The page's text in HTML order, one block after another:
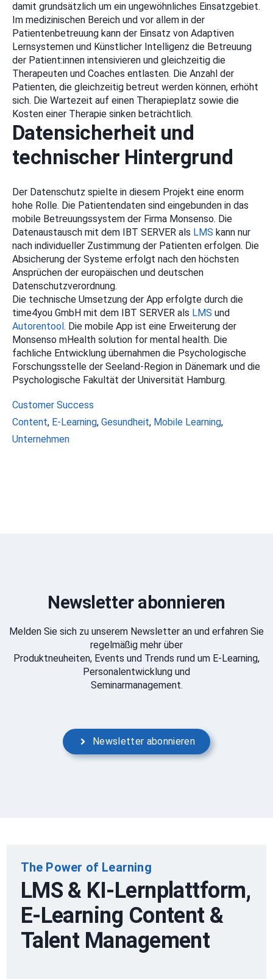
damit grundsätzlich um ein ungewöhnliches Einsatzgebiet.
Im medizinischen Bereich und vor allem in der
Patientenbetreuung kann der Einsatz von Adaptiven
Lernsystemen und Künstlicher Intelligenz die Betreuung
der Patient:innen intensivieren und gleichzeitig die
Therapeuten und Coaches entlasten. Die Anzahl der
Patienten, die gleichzeitig betreut werden können, erhöht
sich. Die Wartezeit auf einen Therapieplatz sowie die
Kosten einer Therapie sinken beträchtlich.
Datensicherheit und
technischer Hintergrund
Der Datenschutz spielte in diesem Projekt eine enorm
hohe Rolle. Die Patientendaten sind eingebunden in das
mobile Betreuungssystem der Firma Monsenso. Die
Datenaustausch mit dem IBT SERVER als LMS kann nur
nach individueller Zustimmung der Patienten erfolgen. Die
Absicherung der Systeme erfolgt nach den höchsten
Ansprüchen der europäischen und deutschen
Datenschutzverordnung.
Die technische Umsetzung der App erfolgte durch die
time4you GmbH mit dem IBT SERVER als LMS und
Autorentool. Die mobile App ist eine Erweiterung der
Monsenso mHealth solution for mental health. Die
fachliche Entwicklung übernahmen die Psychologische
Forschungsstelle der Seeland-Region in Dänemark und die
Psychologische Fakultät der Universität Hamburg.
Kategorien
Customer Success
Schlagwörter
Content, E-Learning, Gesundheit, Mobile Learning,
Unternehmen
Newsletter abonnieren
Melden Sie sich zu unserem Newsletter an und erfahren Sie
regelmäßig mehr über
Produktneuheiten, Events und Trends rund um E-Learning,
Personalentwicklung und
Seminarmanagement.
Newsletter abonnieren
The Power of Learning
LMS & KI-Lernplattform,
E-Learning Content &
Talent Management